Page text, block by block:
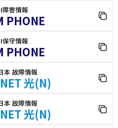
障害情報
PHONE
保守情報
PHONE
本 故障情報
光(N)
本 故障情報
光(N)